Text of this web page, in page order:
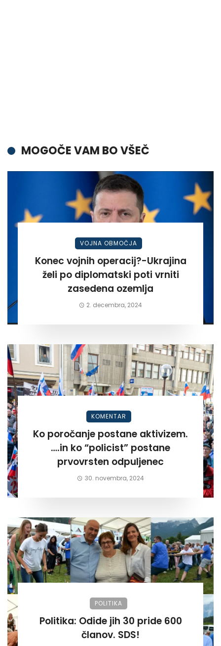
MOGOČE VAM BO VŠEČ
VOJNA OBMOČJA
Konec vojnih operacij?-Ukrajina
želi po diplomatski poti vrniti
zasedena ozemlja
2. decembra, 2024
KOMENTAR
Ko poročanje postane aktivizem.
….in ko “policist” postane
prvovrsten odpuljenec
30. novembra, 2024
POLITIKA
Politika: Odide jih 30 pride 600
članov. SDS!